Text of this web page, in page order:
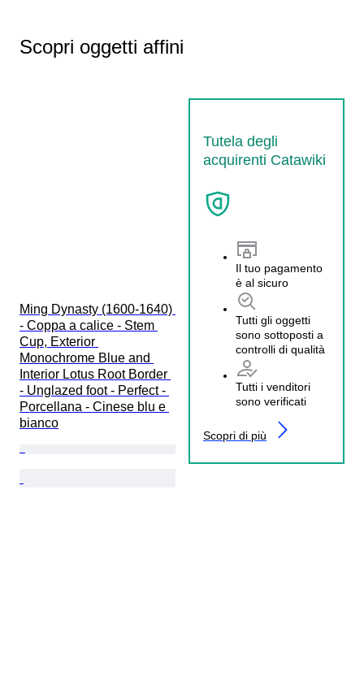
Scopri oggetti affini
Tutela degli
acquirenti Catawiki
Il tuo pagamento
è al sicuro
Tutti gli oggetti
sono sottoposti a
controlli di qualità
Tutti i venditori
sono verificati
Scopri di più
Ming Dynasty (1600-1640)
- Coppa a calice - Stem
Cup, Exterior
Monochrome Blue and
Interior Lotus Root Border
- Unglazed foot - Perfect -
Porcellana - Cinese blu e
bianco